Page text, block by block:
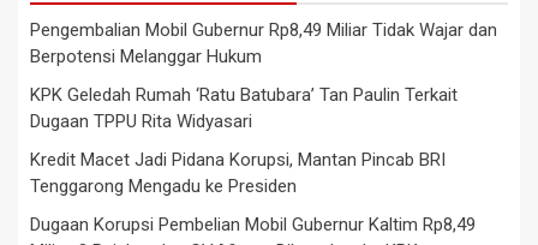
Pengembalian Mobil Gubernur Rp8,49 Miliar Tidak Wajar dan
Berpotensi Melanggar Hukum
KPK Geledah Rumah ‘Ratu Batubara’ Tan Paulin Terkait
Dugaan TPPU Rita Widyasari
Kredit Macet Jadi Pidana Korupsi, Mantan Pincab BRI
Tenggarong Mengadu ke Presiden
Dugaan Korupsi Pembelian Mobil Gubernur Kaltim Rp8,49